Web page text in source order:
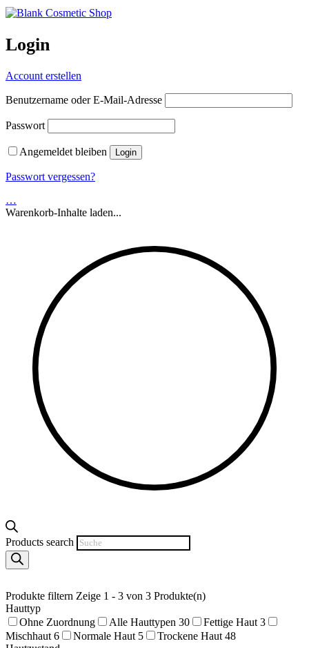
Login
Account erstellen
Benutzername oder E-Mail-Adresse
Passwort
Angemeldet bleiben
Passwort vergessen?
…
Warenkorb-Inhalte laden...
Products search
Produkte filtern Zeige 1 - 3 von 3 Produkte(n)
Hauttyp
Ohne Zuordnung
Alle Hauttypen 30 Fettige Haut 3
Mischhaut 6 Normale Haut 5 Trockene Haut 48